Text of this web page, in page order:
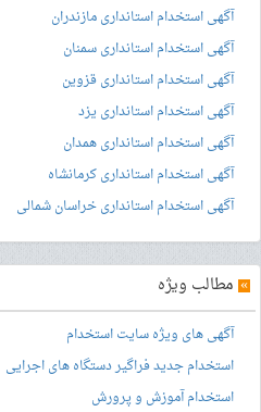
آگهی استخدام استانداری مازندران
آگهی استخدام استانداری سمنان
آگهی استخدام استانداری قزوین
آگهی استخدام استانداری یزد
آگهی استخدام استانداری همدان
آگهی استخدام استانداری کرمانشاه
آگهی استخدام استانداری خراسان شمالی
» مطالب ویژه
آگهی های ویژه سایت استخدام
استخدام جدید فراگیر دستگاه های اجرایی
استخدام آموزش و پرورش